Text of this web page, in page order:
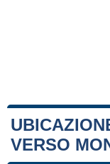
VERSO